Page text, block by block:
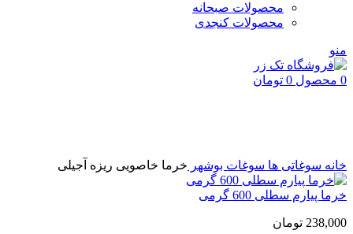
محصولات صبحانه
محصولات کنجدی
منو
0 محصول 0 تومان
خانه سوغاتی ها سوغات بوشهر خرما خاصویی ریزه آجیلی
خرما پیارم سطلی 600 گرمی
238,000 تومان